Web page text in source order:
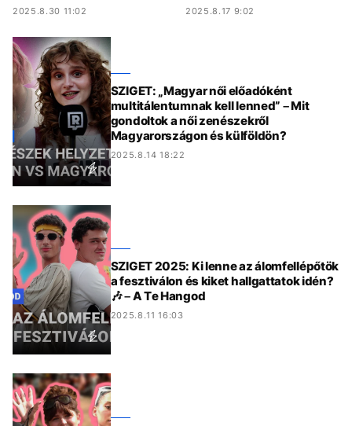
2025.8.30 11:02 2025.8.17 9:02
SZIGET: „Magyar női előadóként
multitálentumnak kell lenned” – Mit
gondoltok a női zenészekről
Magyarországon és külföldön?
2025.8.14 18:22
SZIGET 2025: Ki lenne az álomfellépőtök
a fesztiválon és kiket hallgattatok idén?
🎶 – A Te Hangod
2025.8.11 16:03